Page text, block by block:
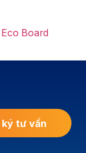
Board
tư vấn